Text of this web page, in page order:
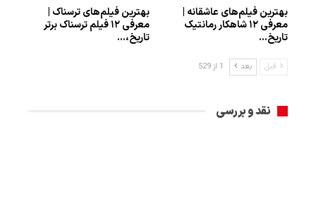
بهترین فیلم‌های عاشقانه |
معرفی ۱۲ شاهکار رمانتیک
تاریخ…
بهترین فیلم‌های ترسناک |
معرفی ۱۲ فیلم ترسناک برتر
تاریخ،…
قبل بعد 1 از 529
نقد و بررسی